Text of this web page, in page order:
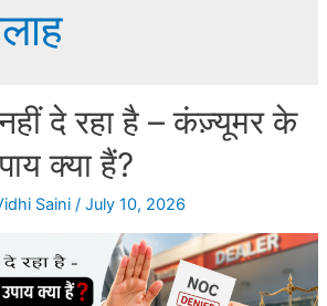
दे रहा है – कंज़्यूमर के
क्या हैं?
Saini / July 10, 2026